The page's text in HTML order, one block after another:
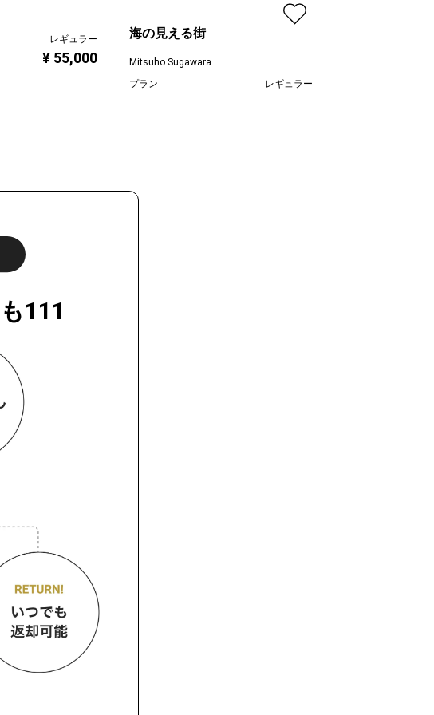
レギュラー
¥ 55,000
海の見える街
Mitsuho Sugawara
プラン
レギュラー
111